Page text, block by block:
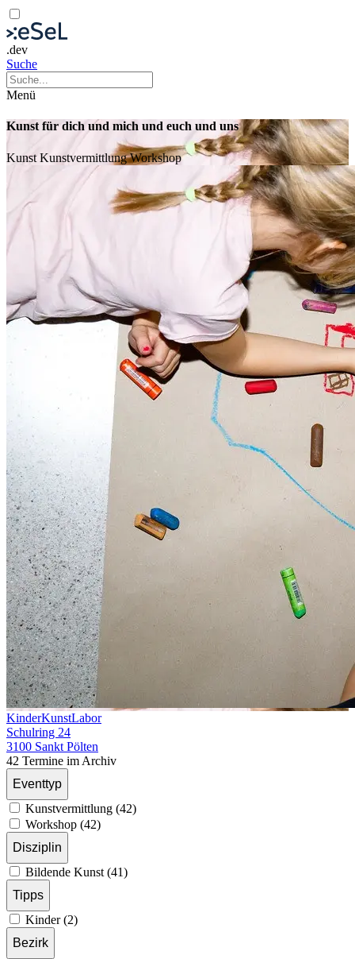
.dev
Suche
Menü
Kunst für dich und mich und euch und uns
KunstKunstvermittlungWorkshop
KinderKunstLabor
Schulring 24
3100 Sankt Pölten
42 Termine im Archiv
Eventtyp
Kunstvermittlung (42)
Workshop (42)
Disziplin
Bildende Kunst (41)
Tipps
Kinder (2)
Bezirk